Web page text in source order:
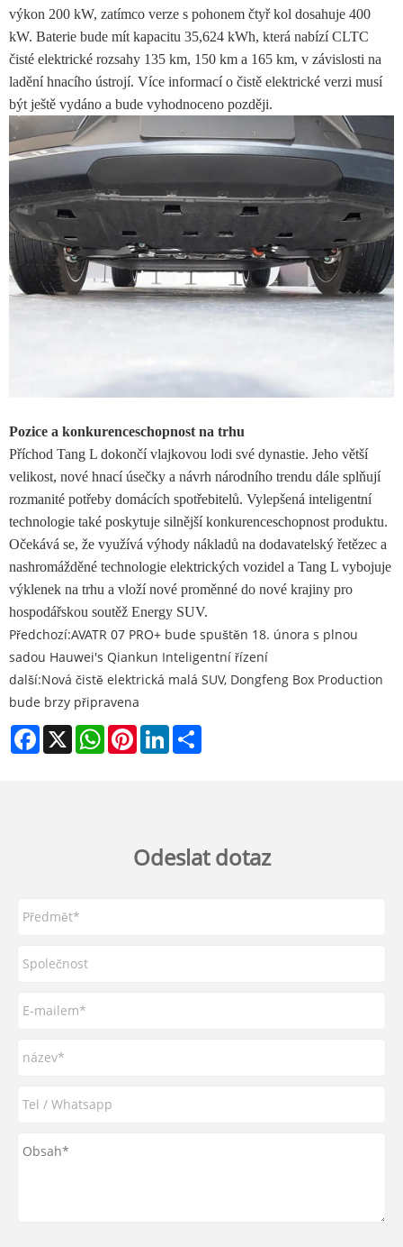
výkon 200 kW, zatímco verze s pohonem čtyř kol dosahuje 400
kW. Baterie bude mít kapacitu 35,624 kWh, která nabízí CLTC
čisté elektrické rozsahy 135 km, 150 km a 165 km, v závislosti na
ladění hnacího ústrojí. Více informací o čistě elektrické verzi musí
být ještě vydáno a bude vyhodnoceno později.
Pozice a konkurenceschopnost na trhu
Příchod Tang L dokončí vlajkovou lodi své dynastie. Jeho větší
velikost, nové hnací úsečky a návrh národního trendu dále splňují
rozmanité potřeby domácích spotřebitelů. Vylepšená inteligentní
technologie také poskytuje silnější konkurenceschopnost produktu.
Očekává se, že využívá výhody nákladů na dodavatelský řetězec a
nashromážděné technologie elektrických vozidel a Tang L vybojuje
výklenek na trhu a vloží nové proměnné do nové krajiny pro
hospodářskou soutěž Energy SUV.
Předchozí:AVATR 07 PRO+ bude spuštěn 18. února s plnou
sadou Hauwei's Qiankun Inteligentní řízení
další:Nová čistě elektrická malá SUV, Dongfeng Box Production
bude brzy připravena
Facebook
X WhatsAppPinterestLinkedIn
Odeslat dotaz